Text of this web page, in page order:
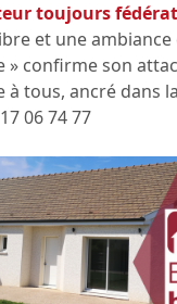
toujours
et une ambiance
» confirme son
à tous, ancré dans
06 74 77